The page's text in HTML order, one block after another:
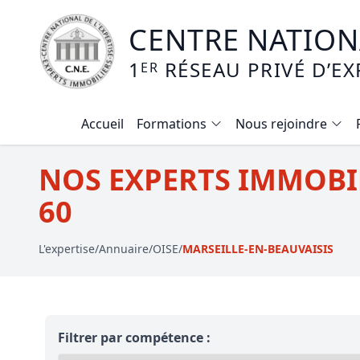
CENTRE
1 ER RÉSEAU PRIVÉ
Accueil
Formations
Formation expertise immobilière /
Expertise viager
Expertise terrains agricoles,
Nous rejoindre
NOS EXPERTS
60
L'expertise/Annuaire/OISE/MARSEILLE-EN-BEAUVAISIS
Filtrer par compétence :